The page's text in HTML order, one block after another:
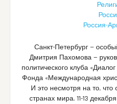
Россия-
Санкт-Петербург —
Дмитрия Пахомова —
политического клуба
Фонда «Международная
И это несмотря на то, что
странах мира. 11-13